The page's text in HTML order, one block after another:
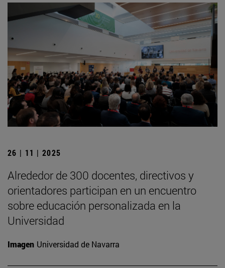
26 | 11 | 2025
Alrededor de 300 docentes, directivos y
orientadores participan en un encuentro
sobre educación personalizada en la
Universidad
Imagen Universidad de Navarra